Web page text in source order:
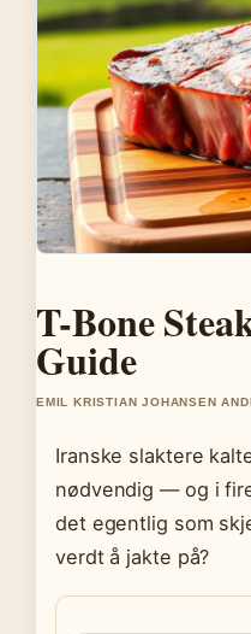
T-Bone
Guide
EMIL KRISTIAN JOHANSEN
Iranske slaktere
nødvendig — og i
det egentlig som
verdt å jakte på?